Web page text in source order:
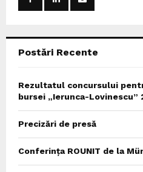
Postări Recente
Rezultatul concursului
bursei „Ierunca-Lovinescu”
Precizări de presă
Conferința ROUNIT de la